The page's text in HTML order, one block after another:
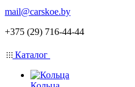
mail@carskoe.by
+375 (29) 716-44-44
Каталог